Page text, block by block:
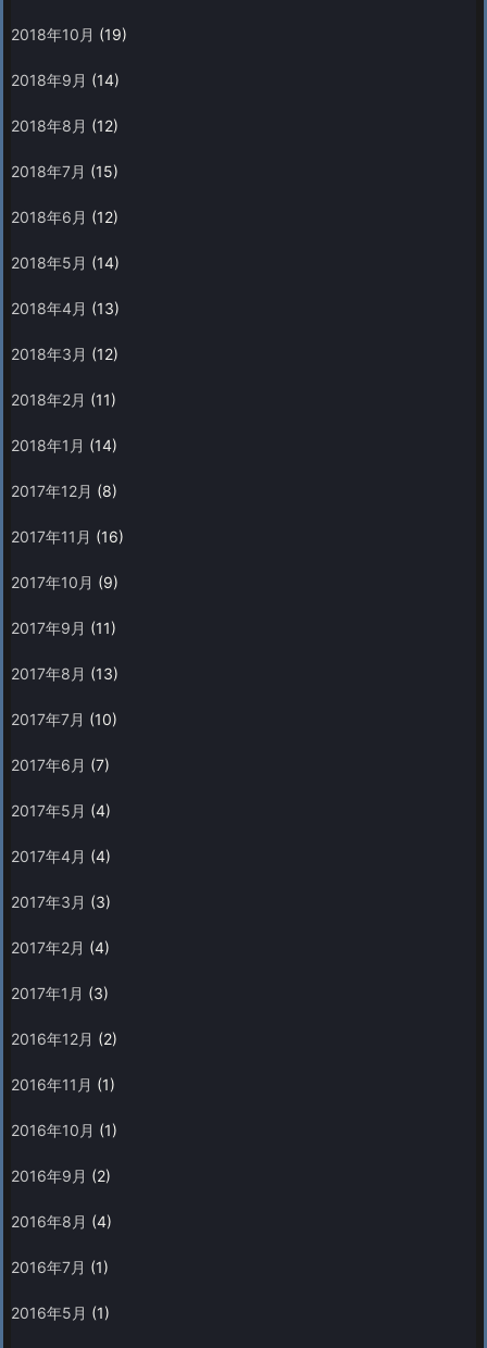
2018年10月 (19)
2018年9月 (14)
2018年8月 (12)
2018年7月 (15)
2018年6月 (12)
2018年5月 (14)
2018年4月 (13)
2018年3月 (12)
2018年2月 (11)
2018年1月 (14)
2017年12月 (8)
2017年11月 (16)
2017年10月 (9)
2017年9月 (11)
2017年8月 (13)
2017年7月 (10)
2017年6月 (7)
2017年5月 (4)
2017年4月 (4)
2017年3月 (3)
2017年2月 (4)
2017年1月 (3)
2016年12月 (2)
2016年11月 (1)
2016年10月 (1)
2016年9月 (2)
2016年8月 (4)
2016年7月 (1)
2016年5月 (1)